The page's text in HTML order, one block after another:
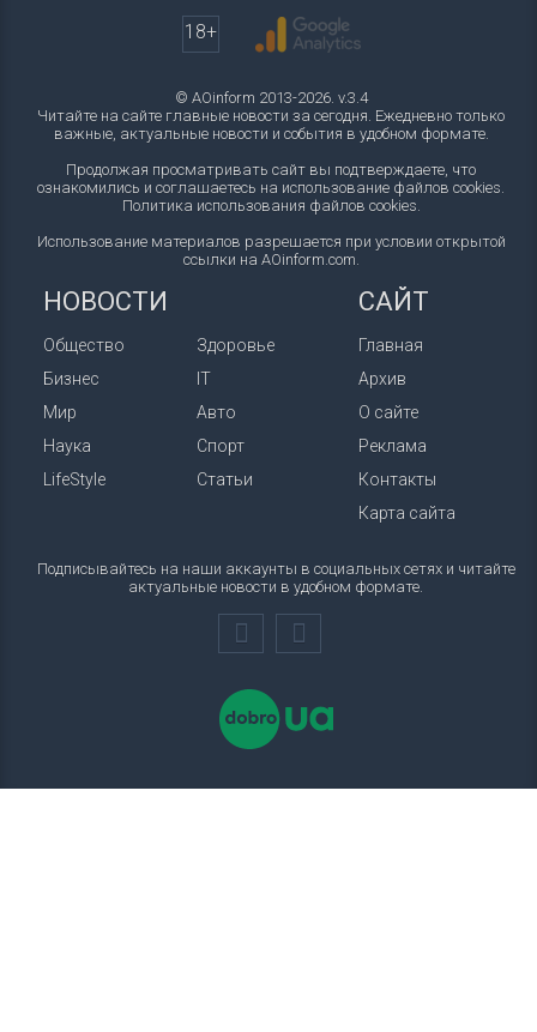
18+
© AOinform 2013-2026. v.3.4
Читайте на сайте главные новости за сегодня. Ежедневно только
важные, актуальные новости и события в удобном формате.
Продолжая просматривать сайт вы подтверждаете, что
ознакомились и соглашаетесь на использование файлов cookies.
Политика использования файлов cookies.
Использование материалов разрешается при условии открытой
ссылки на AOinform.com.
НОВОСТИ
Общество
Бизнес
Мир
Наука
LifeStyle
Здоровье
IT
Авто
Спорт
Статьи
САЙТ
Главная
Архив
О сайте
Реклама
Контакты
Карта сайта
Подписывайтесь на наши аккаунты в социальных сетях и читайте
актуальные новости в удобном формате.